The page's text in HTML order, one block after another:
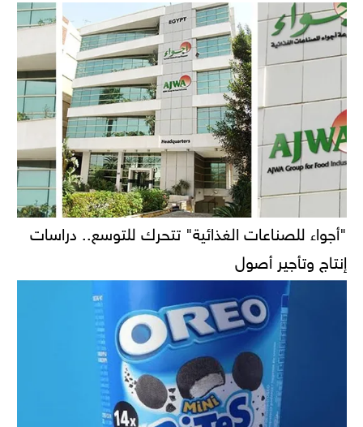
"أجواء للصناعات الغذائية" تتحرك للتوسع.. دراسات
إنتاج وتأجير أصول